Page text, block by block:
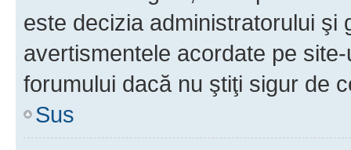
este decizia administratorului şi
avertismentele acordate pe
forumului dacă nu ştiţi sigur de
Sus